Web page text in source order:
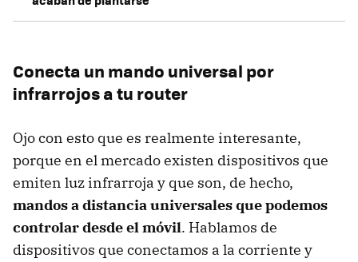
Conecta un mando universal por
infrarrojos a tu router
Ojo con esto que es realmente interesante,
porque en el mercado existen dispositivos que
emiten luz infrarroja y que son, de hecho,
mandos a distancia universales que podemos
controlar desde el móvil. Hablamos de
dispositivos que conectamos a la corriente y